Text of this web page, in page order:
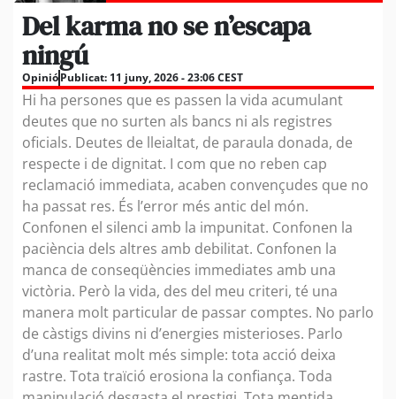
Del karma no se n’escapa
ningú
OpinióPublicat: 11 juny, 2026 - 23:06 CEST
Hi ha persones que es passen la vida acumulant
deutes que no surten als bancs ni als registres
oficials. Deutes de lleialtat, de paraula donada, de
respecte i de dignitat. I com que no reben cap
reclamació immediata, acaben convençudes que no
ha passat res. És l’error més antic del món.
Confonen el silenci amb la impunitat. Confonen la
paciència dels altres amb debilitat. Confonen la
manca de conseqüències immediates amb una
victòria. Però la vida, des del meu criteri, té una
manera molt particular de passar comptes. No parlo
de càstigs divins ni d’energies misterioses. Parlo
d’una realitat molt més simple: tota acció deixa
rastre. Tota traïció erosiona la confiança. Toda